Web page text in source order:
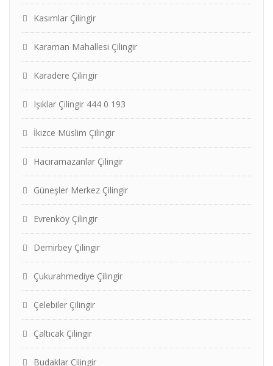
Kasımlar Çilingir
Karaman Mahallesi Çilingir
Karadere Çilingir
Işıklar Çilingir 444 0 193
İkizce Müslim Çilingir
Hacıramazanlar Çilingir
Güneşler Merkez Çilingir
Evrenköy Çilingir
Demirbey Çilingir
Çukurahmediye Çilingir
Çelebiler Çilingir
Çaltıcak Çilingir
Budaklar Çilingir